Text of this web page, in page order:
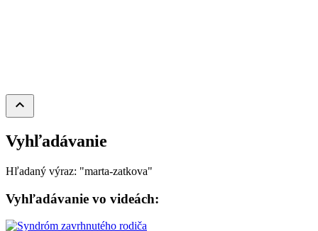
keyboard_arrow_up
Vyhľadávanie
Hľadaný výraz: "marta-zatkova"
Vyhľadávanie vo videách: